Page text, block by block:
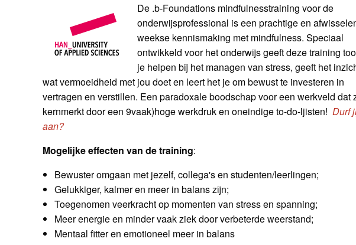
De .b-Foundations mindfulnesstraining voor de
onderwijsprofessional is een prachtige en
weekse kennismaking met mindfulness. Speciaal
ontwikkeld voor het onderwijs geeft deze training
je helpen bij het managen van stress, geeft het
wat vermoeidheid met jou doet en leert het je om bewust te investeren in
vertragen en verstillen. Een paradoxale boodschap voor een werkveld dat
kernmerkt door een 9vaak)hoge werkdruk en oneindige to-do-ljisten! Durf
aan?
Mogelijke effecten van de training:
Bewuster omgaan met jezelf, collega's en studenten/leerlingen;
Gelukkiger, kalmer en meer in balans zijn;
Toegenomen veerkracht op momenten van stress en spanning;
Meer energie en minder vaak ziek door verbeterde weerstand;
Mentaal fitter en emotioneel meer in balans